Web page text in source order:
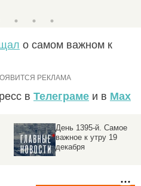
о самом важном к
в Телеграме и в Max
й. Самое
к утру 19
День
важное